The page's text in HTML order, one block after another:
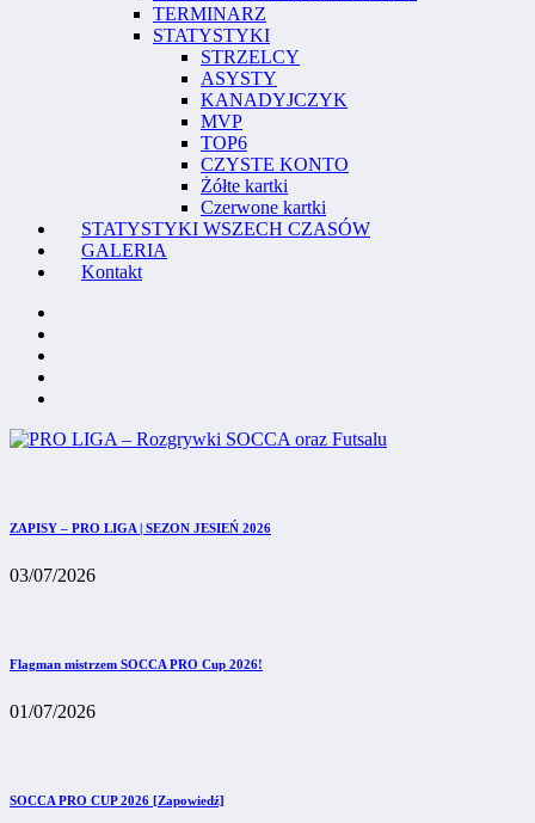
TERMINARZ
STATYSTYKI
STRZELCY
ASYSTY
KANADYJCZYK
MVP
TOP6
CZYSTE KONTO
Żółte kartki
Czerwone kartki
STATYSTYKI WSZECH CZASÓW
GALERIA
Kontakt
ZAPISY – PRO LIGA | SEZON JESIEŃ 2026
03/07/2026
Flagman mistrzem SOCCA PRO Cup 2026!
01/07/2026
SOCCA PRO CUP 2026 [Zapowiedź]